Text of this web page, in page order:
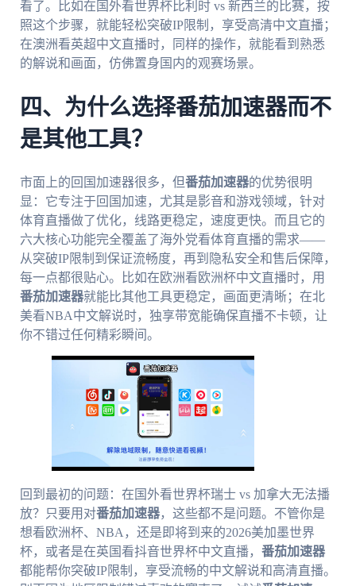
看了。比如在国外看世界杯比利时 vs 新西兰的比赛，按
照这个步骤，就能轻松突破IP限制，享受高清中文直播；
在澳洲看英超中文直播时，同样的操作，就能看到熟悉
的解说和画面，仿佛置身国内的观赛场景。
四、为什么选择番茄加速器而不
是其他工具？
市面上的回国加速器很多，但番茄加速器的优势很明
显：它专注于回国加速，尤其是影音和游戏领域，针对
体育直播做了优化，线路更稳定，速度更快。而且它的
六大核心功能完全覆盖了海外党看体育直播的需求——
从突破IP限制到保证流畅度，再到隐私安全和售后保障，
每一点都很贴心。比如在欧洲看欧洲杯中文直播时，用
番茄加速器就能比其他工具更稳定，画面更清晰；在北
美看NBA中文解说时，独享带宽能确保直播不卡顿，让
你不错过任何精彩瞬间。
回到最初的问题：在国外看世界杯瑞士 vs 加拿大无法播
放？只要用对番茄加速器，这些都不是问题。不管你是
想看欧洲杯、NBA，还是即将到来的2026美加墨世界
杯，或者是在英国看抖音世界杯中文直播， 番茄加速器
都能帮你突破IP限制，享受流畅的中文解说和高清直播。